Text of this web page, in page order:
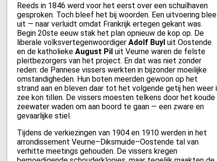
Reeds in 1846 werd voor het eerst over een schuilhaven
gesproken. Toch bleef het bij woorden. Een uitvoering
uit — naar verluidt omdat Frankrijk ertegen gekant was.
Begin 20ste eeuw stak het plan opnieuw de kop op. De
liberale volksvertegenwoordiger Adolf Buyl uit Oostende
en de katholieke August Pil uit Veurne waren de felste
pleitbezorgers van het project. En dat was niet zonder
reden: de Pannese vissers werkten in bijzonder moeilijke
omstandigheden. Hun boten meerden gewoon op het
strand aan en bleven daar tot het volgende getij hen weer
zee kon tillen. De vissers moesten telkens door het koude
zeewater waden om aan boord te gaan — een zware en
gevaarlijke stiel.
Tijdens de verkiezingen van 1904 en 1910 werden in het
arrondissement Veurne–Diksmuide–Oostende tal van
verhitte meetings gehouden. De vissers kregen